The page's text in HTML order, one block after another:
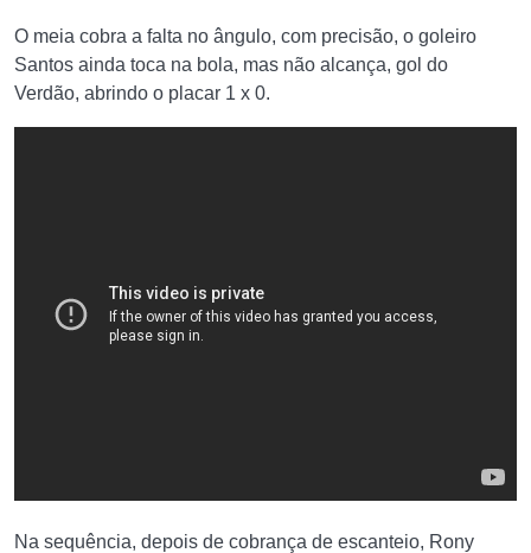
O meia cobra a falta no ângulo, com precisão, o goleiro
Santos ainda toca na bola, mas não alcança, gol do
Verdão, abrindo o placar 1 x 0.
Na sequência, depois de cobrança de escanteio, Rony